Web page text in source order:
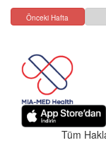
Önceki Hafta
Tüm